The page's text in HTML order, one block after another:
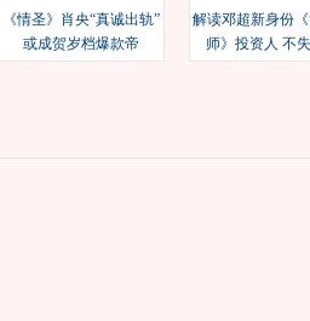
《情圣》肖央“真诚出轨”
或成贺岁档爆款帝
解读邓超新身份
师》投资人 不